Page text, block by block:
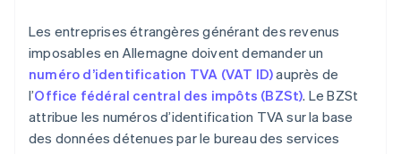
Les entreprises étrangères générant des revenus
imposables en Allemagne doivent demander un
numéro d’identification TVA (VAT ID)auprès de
l’Office fédéral central des impôts (BZSt). Le BZSt
attribue les numéros d’identification TVA sur la base
des données détenues par le bureau des services